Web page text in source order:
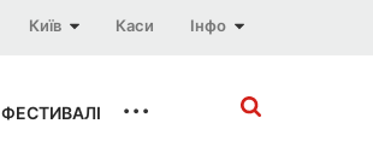
Інфо
Каси
Київ
ФЕСТИВАЛІ ...